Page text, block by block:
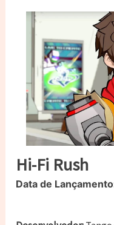
Hi-Fi Rush
Data de